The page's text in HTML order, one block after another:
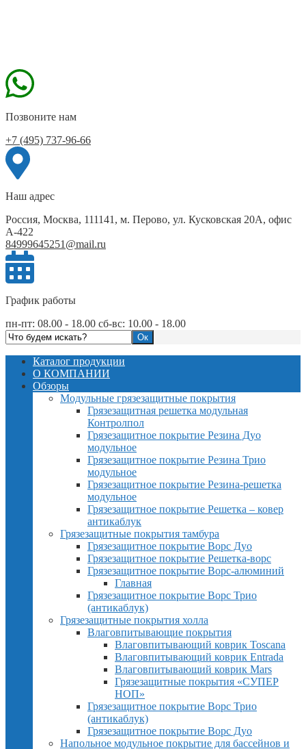
Позвоните нам
+7 (495) 737-96-66
Наш адрес
Россия, Москва, 111141, м. Перово, ул. Кусковская 20А, офис
А-422
84999645251@mail.ru
График работы
пн-пт: 08.00 - 18.00 сб-вс: 10.00 - 18.00
Каталог продукции
О КОМПАНИИ
Обзоры
Модульные грязезащитные покрытия
Грязезащитная решетка модульная
Контролпол
Грязезащитное покрытие Резина Дуо
модульное
Грязезащитное покрытие Резина Трио
модульное
Грязезащитное покрытие Резина-решетка
модульное
Грязезащитное покрытие Решетка – ковер
антикаблук
Грязезащитные покрытия тамбура
Грязезащитное покрытие Ворс Дуо
Грязезащитное покрытие Решетка-ворс
Грязезащитное покрытие Ворс-алюминий
Главная
Грязезащитное покрытие Ворс Трио
(антикаблук)
Грязезащитные покрытия холла
Влаговпитывающие покрытия
Влаговпитывающий коврик Toscana
Влаговпитывающий коврик Entrada
Влаговпитывающий коврик Mars
Грязезащитные покрытия «СУПЕР
НОП»
Грязезащитное покрытие Ворс Трио
(антикаблук)
Грязезащитное покрытие Ворс Дуо
Напольное модульное покрытие для бассейнов и